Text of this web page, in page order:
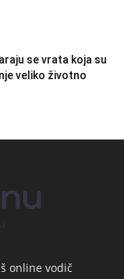
se vrata koja su
veliko životno
online vodič